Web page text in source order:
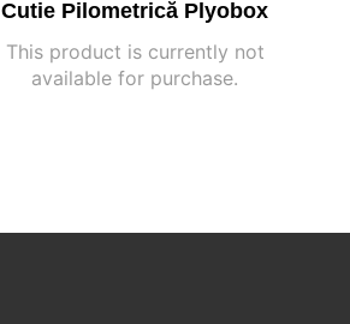
Cutie Pilometrică Plyobox
This product is currently not
available for purchase.